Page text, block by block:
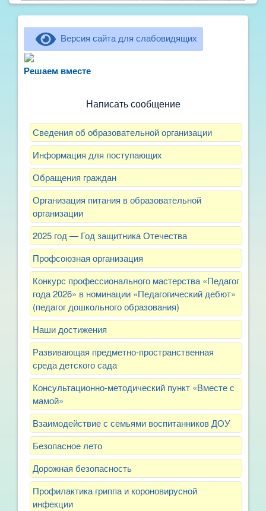
Версия сайта для слабовидящих
Решаем вместерассказать о воспитателях? Знаете, как
Написать сообщение
Сведения об образовательной организации
Информация для поступающих
Обращения граждан
Организация питания в образовательной
организации
2025 год — Год защитника Отечества
Профсоюзная организация
Конкурс профессионального мастерства «Педагог
года 2026» в номинации «Педагогический дебют»
(педагог дошкольного образования)
Наши достижения
Развивающая предметно-пространственная
среда детского сада
Консультационно-методический пункт «Вместе с
мамой»
Взаимодействие с семьями воспитанников ДОУ
Безопасное лето
Дорожная безопасность
Профилактика гриппа и короновирусной
инфекции